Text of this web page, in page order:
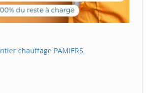
chauffage PAMIERS